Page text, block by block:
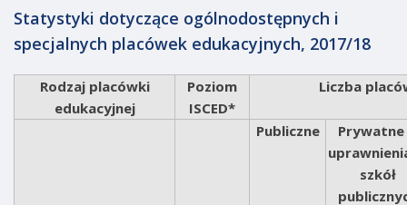
Statystyki dotyczące ogólnodostępnych i
specjalnych placówek edukacyjnych, 2017/18
Rodzaj placówki
edukacyjnej
Poziom
ISCED*
Liczba
Publiczne
szkół